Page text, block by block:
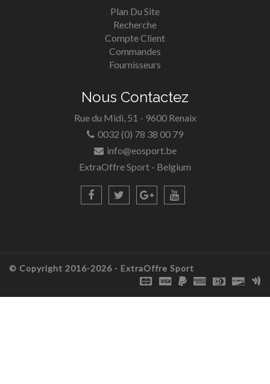
Plan Du Site
Recherche
Compte Client
Commandes
Fournisseurs
Nous Contactez
Rue du Midi, 51 - 9600 Renaix
0032 (0) 78 38 00 79
info@eosport.be
ExtraOffre Sport - Belgium
© Copyright 2016-2026 - ExtraOffre Sport